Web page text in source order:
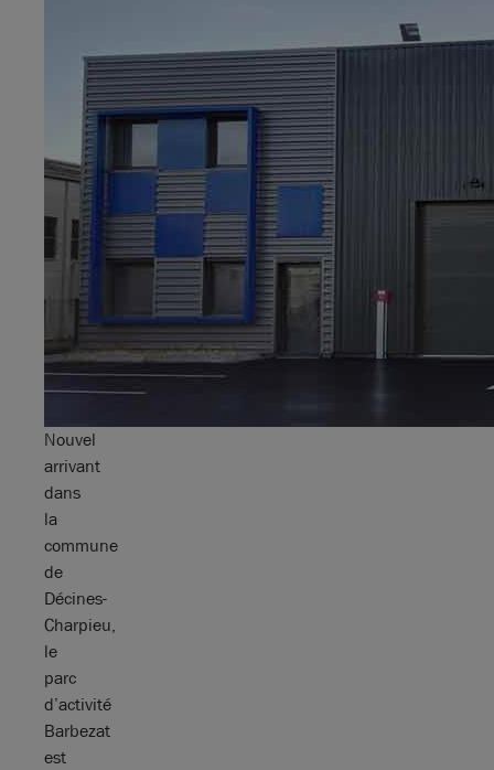
Nouvel
arrivant
dans
la
commune
de
Décines-
Charpieu,
le
parc
d’activité
Barbezat
est